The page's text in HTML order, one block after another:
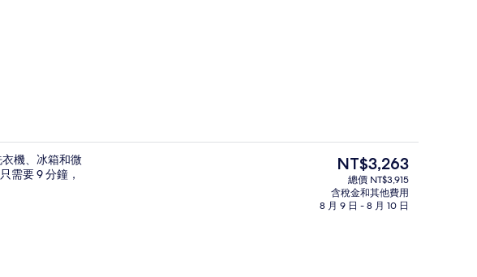
豪華公寓, 1 間臥室, 露台 | 高級寢具、隔音、熨斗/熨衣板、免費無線上網
豪華公寓, 1 間臥室, 露台 | 高級寢具
機、冰箱和微
需要 9 分鐘，
目
的
價
NT$3,263
總價 NT$3,915
含稅金和其他費用
8 月 9 日 - 8 月 10 日